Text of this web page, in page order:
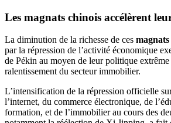
Les magnats chinois accélèrent
La diminution de la richesse de ces
par la répression de l’activité économique
de Pékin au moyen de leur politique
ralentissement du secteur immobilier.
L’intensification de la répression officielle
l’internet, du commerce électronique, de
formation, et de l’immobilier au cours des